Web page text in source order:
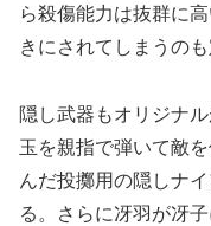
ら殺傷能力は抜群に
きにされてしまうのも
隠し武器もオリジナ
玉を親指で弾いて敵
んだ投擲用の隠しナ
る。さらに冴羽が冴